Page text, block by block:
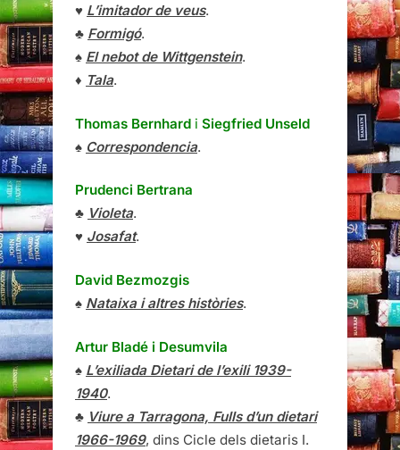
♥ L’imitador de veus.
♣ Formigó.
♠ El nebot de Wittgenstein.
♦ Tala.
Thomas Bernhard i Siegfried Unseld
♠ Correspondencia.
Prudenci Bertrana
♣ Violeta.
♥ Josafat.
David Bezmozgis
♠ Nataixa i altres històries.
Artur Bladé i Desumvila
♠ L’exiliada Dietari de l’exili 1939-
1940.
♣ Viure a Tarragona, Fulls d’un dietari
1966-1969, dins Cicle dels dietaris I.